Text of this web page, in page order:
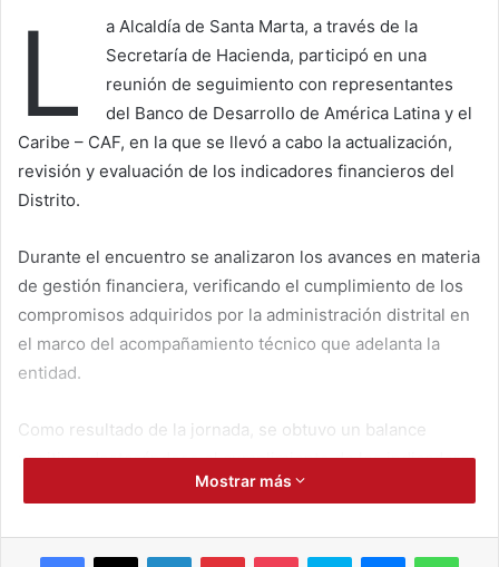
L
a Alcaldía de Santa Marta, a través de la
Secretaría de Hacienda, participó en una
reunión de seguimiento con representantes
del Banco de Desarrollo de América Latina y el
Caribe – CAF, en la que se llevó a cabo la actualización,
revisión y evaluación de los indicadores financieros del
Distrito.
Durante el encuentro se analizaron los avances en materia
de gestión financiera, verificando el cumplimiento de los
compromisos adquiridos por la administración distrital en
el marco del acompañamiento técnico que adelanta la
entidad.
Como resultado de la jornada, se obtuvo un balance
positivo, destacándose el cumplimiento de los indicadores
evaluados y el fortalecimiento de la gestión financiera de
administración con el manejo responsable de los recursos
Mostrar más